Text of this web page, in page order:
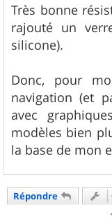
Très bonne
rajouté un
silicone).
Donc, pour
navigation (et
avec
modèles bien
la base de mon
Répondre